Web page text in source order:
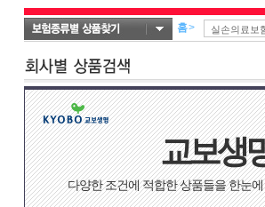
홈>
교보생
다양한 조건에 적합한 상품들을 한눈